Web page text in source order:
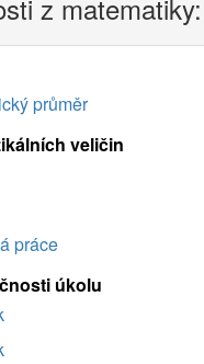
z matematiky:
průměr
veličin
práce
úkolu